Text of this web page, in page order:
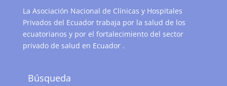
La Asociación Nacional de Clínicas y Hospitales
Privados del Ecuador trabaja por la salud de los
ecuatorianos y por el fortalecimiento del sector
privado de salud en Ecuador .
Búsqueda